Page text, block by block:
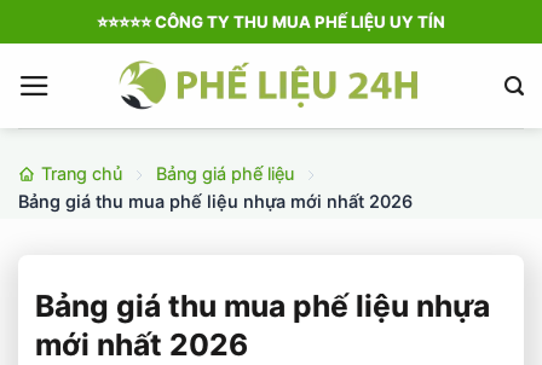
qua
nội
⭐️⭐️⭐️⭐️⭐️ CÔNG TY THU MUA PHẾ LIỆU UY TÍN
Trang chủ
Bảng giá phế liệu
Bảng giá thu mua phế liệu nhựa mới nhất 2026
Bảng giá thu mua phế liệu nhựa
mới nhất 2026